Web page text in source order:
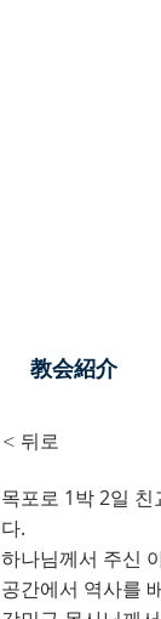
教会紹介
< 뒤로
1박 2
목포로 1박 2일
다.
하나님께서 주신
공간에서 역사를